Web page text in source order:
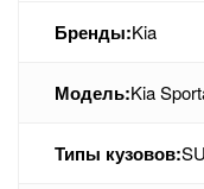
Бренды:Kia
Модель:Kia
Типы кузовов: